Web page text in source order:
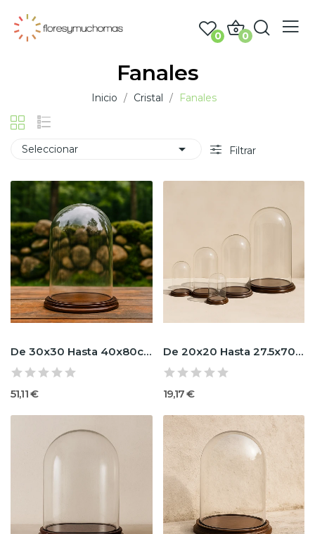
0 0
Fanales
Inicio Cristal Fanales
Seleccionar  Filtrar
De 30x30 Hasta 40x80cm FANALES CILINDRICOS
51,11 €
De 20x20 Hasta 27.5x70cm FANALES CILINDRICOS
19,17 €